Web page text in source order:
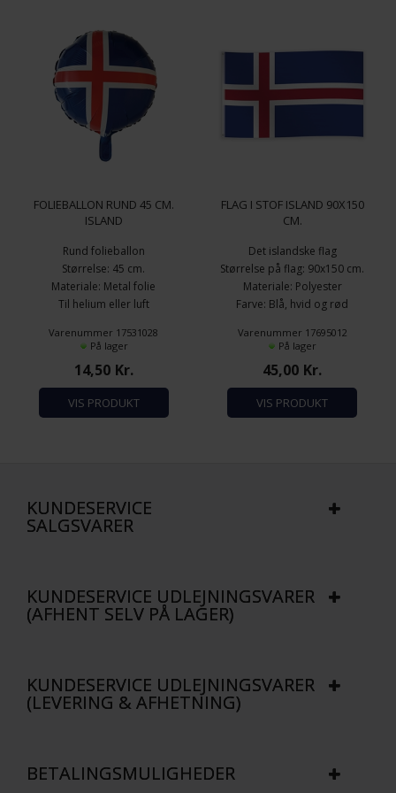
FOLIEBALLON RUND 45 CM.
ISLAND
Rund folieballon
Størrelse: 45 cm.
Materiale: Metal folie
Til helium eller luft
Varenummer 17531028
På lager
14,50 Kr.
VIS PRODUKT
FLAG I STOF ISLAND 90X150
CM.
Det islandske flag
Størrelse på flag: 90x150 cm.
Materiale: Polyester
Farve: Blå, hvid og rød
Varenummer 17695012
På lager
45,00 Kr.
VIS PRODUKT
KUNDESERVICE
SALGSVARER
KUNDESERVICE UDLEJNINGSVARER
(AFHENT SELV PÅ LAGER)
KUNDESERVICE UDLEJNINGSVARER
(LEVERING & AFHETNING)
BETALINGSMULIGHEDER